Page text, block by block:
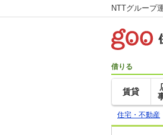
NTTグループ
借りる
賃貸
住宅・不動産